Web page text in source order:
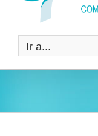
Ir a...